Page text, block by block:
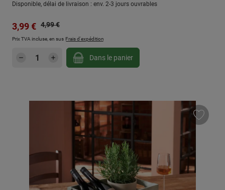
Disponible, délai de livraison : env. 2-3 jours ouvrables
Prix de vente :
3,99 € Prix régulier :
4,99 €
Prix TVA incluse, en sus Frais d'expédition
Quantité de produit : Entrez la quantité
Dans le panier